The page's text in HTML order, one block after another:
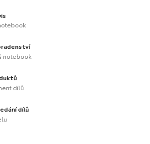
notebook
dílů
dílů